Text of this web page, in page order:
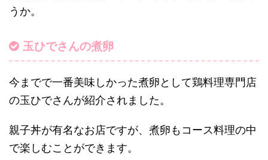
うか。
玉ひでさんの煮卵
今までで一番美味しかった煮卵として鶏料理専門店
の玉ひでさんが紹介されました。
親子丼が有名なお店ですが、煮卵もコース料理の中
で楽しむことができます。